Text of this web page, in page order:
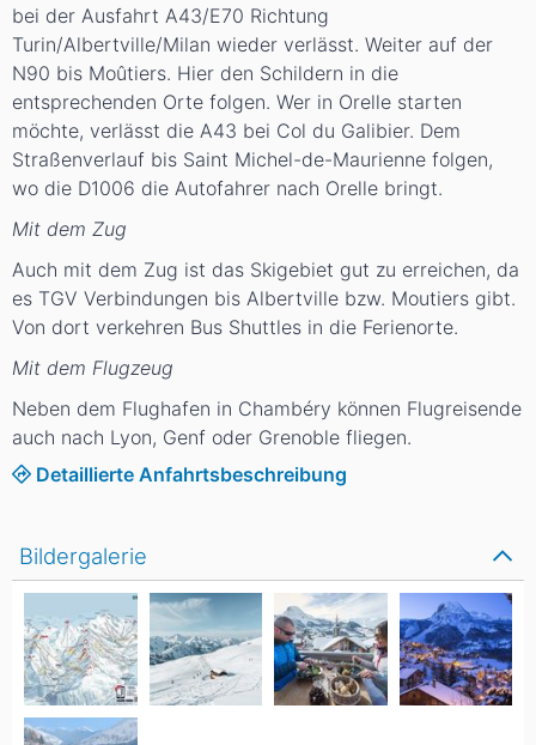
bei der Ausfahrt A43/E70 Richtung
Turin/Albertville/Milan wieder verlässt. Weiter auf der
N90 bis Moûtiers. Hier den Schildern in die
entsprechenden Orte folgen. Wer in Orelle starten
möchte, verlässt die A43 bei Col du Galibier. Dem
Straßenverlauf bis Saint Michel-de-Maurienne folgen,
wo die D1006 die Autofahrer nach Orelle bringt.
Mit dem Zug
Auch mit dem Zug ist das Skigebiet gut zu erreichen, da
es TGV Verbindungen bis Albertville bzw. Moutiers gibt.
Von dort verkehren Bus Shuttles in die Ferienorte.
Mit dem Flugzeug
Neben dem Flughafen in Chambéry können Flugreisende
auch nach Lyon, Genf oder Grenoble fliegen.
Detaillierte Anfahrtsbeschreibung
Bildergalerie